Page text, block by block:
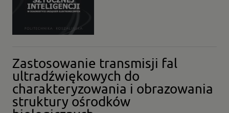
Zastosowanie transmisji fal
ultradźwiękowych do
charakteryzowania i obrazowania
struktury ośrodków